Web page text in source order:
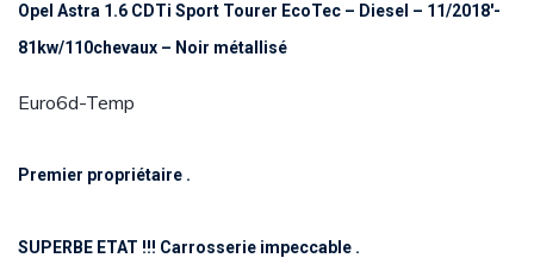
Opel Astra 1.6 CDTi Sport Tourer EcoTec – Diesel – 11/2018′-
81kw/110chevaux – Noir métallisé
Euro6d-Temp
Premier propriétaire .
SUPERBE ETAT !!! Carrosserie impeccable .